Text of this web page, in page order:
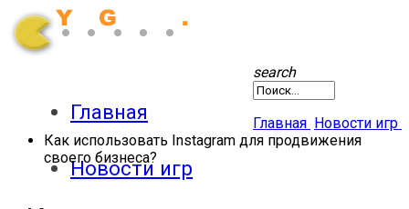
Главная
Новости игр
search
Главная Новости игр
Как использовать Instagram для продвижения
своего бизнеса?